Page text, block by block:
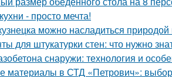
- просто мечта!
можно насладиться
для штукатурки стен: что нужно
снаружи: технология и
материалы в СТД «Петрович»: